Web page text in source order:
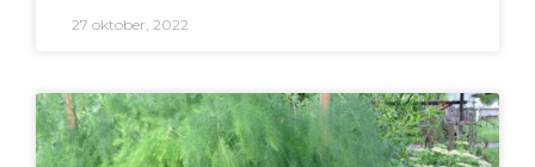
27 oktober, 2022